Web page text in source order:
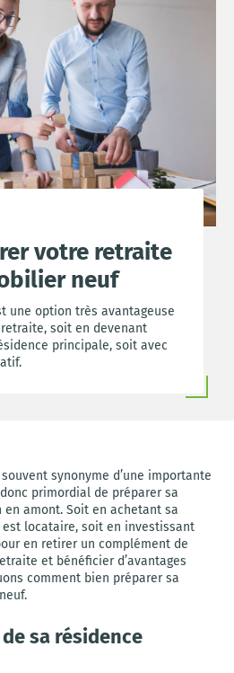
votre retraite
neuf
une option très avantageuse
soit en devenant
principale, soit avec
synonyme d’une importante
primordial de préparer sa
amont. Soit en achetant sa
locataire, soit en investissant
en retirer un complément de
et bénéficier d’avantages
comment bien préparer sa
sa résidence